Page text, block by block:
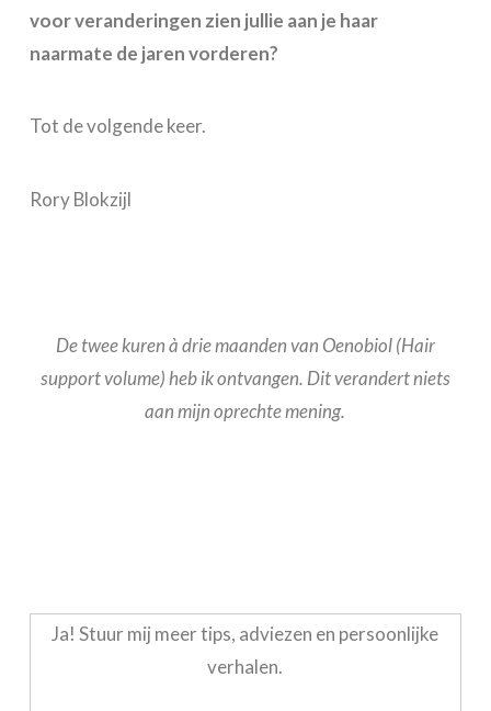
voor veranderingen zien jullie aan je haar
naarmate de jaren vorderen?
Tot de volgende keer.
Rory Blokzijl
De twee kuren à drie maanden van Oenobiol (Hair
support volume) heb ik ontvangen. Dit verandert niets
aan mijn oprechte mening.
Ja! Stuur mij meer tips, adviezen en persoonlijke
verhalen.